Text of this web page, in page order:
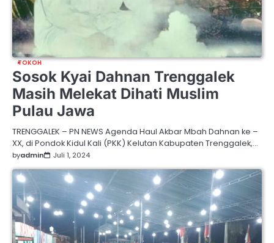
TOKOH
Sosok Kyai Dahnan Trenggalek
Masih Melekat Dihati Muslim
Pulau Jawa
TRENGGALEK – PN NEWS Agenda Haul Akbar Mbah Dahnan ke –
XX, di Pondok Kidul Kali (PKK) Kelutan Kabupaten Trenggalek,…
byadmin Juli 1, 2024